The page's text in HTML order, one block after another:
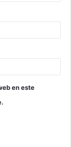
en este